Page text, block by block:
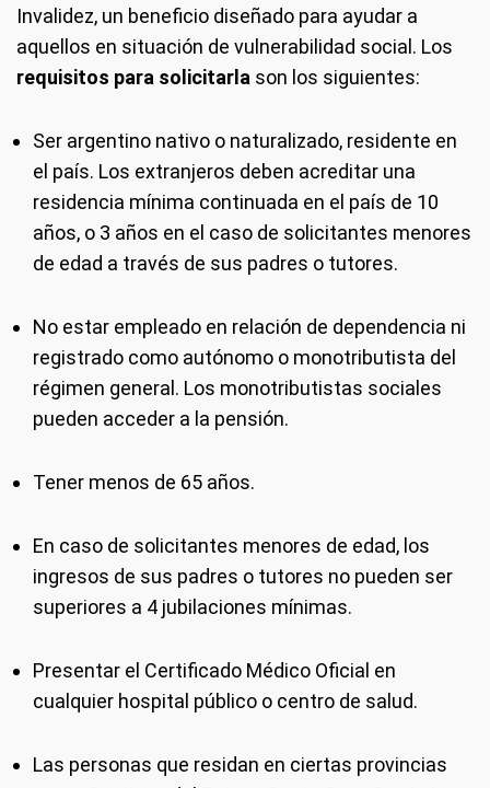
Invalidez, un beneficio diseñado para ayudar a
aquellos en situación de vulnerabilidad social. Los
requisitos para solicitarla son los siguientes:
Ser argentino nativo o naturalizado, residente en
el país. Los extranjeros deben acreditar una
residencia mínima continuada en el país de 10
años, o 3 años en el caso de solicitantes menores
de edad a través de sus padres o tutores.
No estar empleado en relación de dependencia ni
registrado como autónomo o monotributista del
régimen general. Los monotributistas sociales
pueden acceder a la pensión.
Tener menos de 65 años.
En caso de solicitantes menores de edad, los
ingresos de sus padres o tutores no pueden ser
superiores a 4 jubilaciones mínimas.
Presentar el Certificado Médico Oficial en
cualquier hospital público o centro de salud.
Las personas que residan en ciertas provincias